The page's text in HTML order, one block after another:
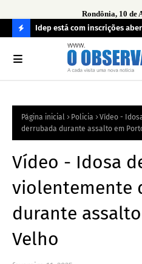
Rondônia, 10 de
O
R
Idep está com inscrições
técnicos em Porto Velho
Página inicial Policia
Vídeo -
derrubada durante assalto em
Vídeo - Idosa
violentemente
durante
Velho